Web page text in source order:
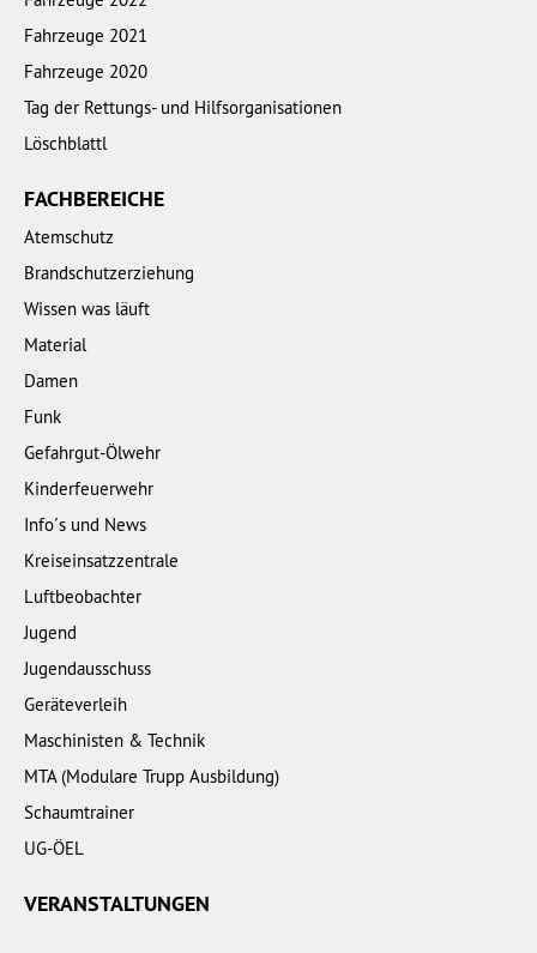
Fahrzeuge 2021
Fahrzeuge 2020
Tag der Rettungs- und Hilfsorganisationen
Löschblattl
FACHBEREICHE
Atemschutz
Brandschutzerziehung
Wissen was läuft
Material
Damen
Funk
Gefahrgut-Ölwehr
Kinderfeuerwehr
Info´s und News
Kreiseinsatzzentrale
Luftbeobachter
Jugend
Jugendausschuss
Geräteverleih
Maschinisten & Technik
MTA (Modulare Trupp Ausbildung)
Schaumtrainer
UG-ÖEL
VERANSTALTUNGEN